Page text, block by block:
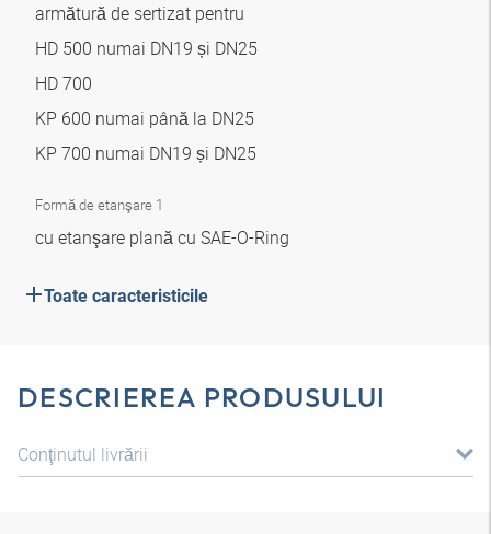
armătură de sertizat pentru
HD 500 numai DN19 și DN25
HD 700
KP 600 numai până la DN25
KP 700 numai DN19 și DN25
Formă de etanşare 1
cu etanşare plană cu SAE-O-Ring
Toate caracteristicile
DESCRIEREA PRODUSULUI
Conţinutul livrării